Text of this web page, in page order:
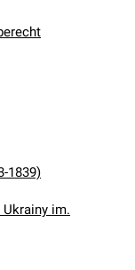
1839)
im.